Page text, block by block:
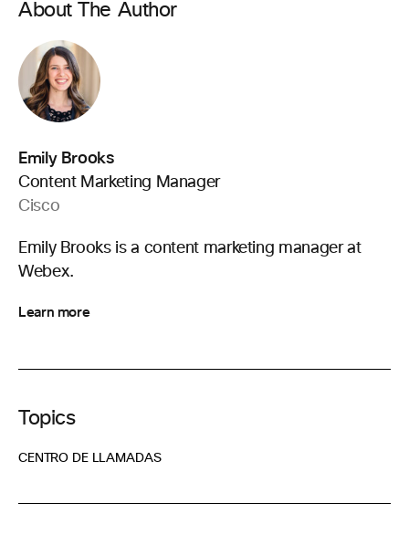
About The Author
Emily Brooks
Content Marketing Manager
Cisco
Emily Brooks is a content marketing manager at
Webex.
Learn more
Topics
CENTRO DE LLAMADAS